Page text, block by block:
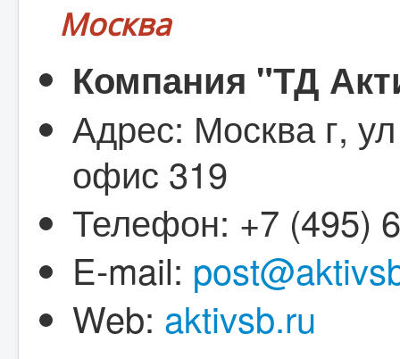
Москва
Компания "ТД
Адрес: Москва г,
офис 319
Телефон: +7 (495)
E-mail:
Web: aktivsb.ru